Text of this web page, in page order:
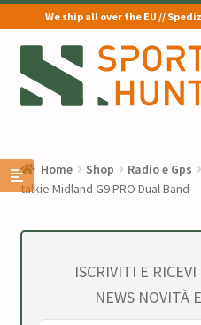
We ship all over the EU //
Vai
alla
navigazione
Vai
al
contenuto
Home Shop Radio e Gps
talkie Midland G9 PRO Dual Band
ISCRIVITI E
NEWS NOVITÀ